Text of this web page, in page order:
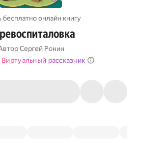
бесплатно онлайн книгу
Сергей Ронин
рассказчик